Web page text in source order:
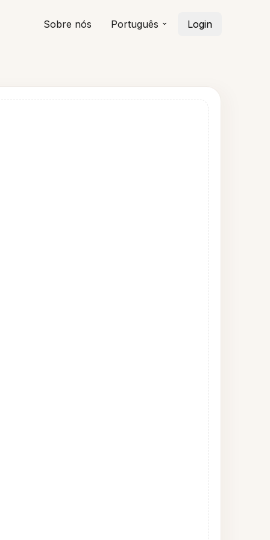
Sobre nós Português Login